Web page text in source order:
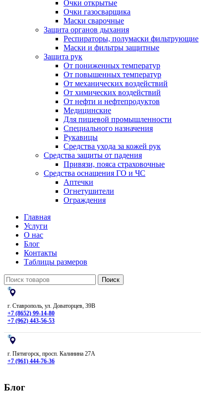
Очки открытые
Очки газосварщика
Маски сварочные
Защита органов дыхания
Респираторы, полумаски фильтрующие
Маски и фильтры защитные
Защита рук
От пониженных температур
От повышенных температур
От механических воздействий
От химических воздействий
От нефти и нефтепродуктов
Медицинские
Для пищевой промышленности
Специального назначения
Рукавицы
Средства ухода за кожей рук
Средства защиты от падения
Привязи, пояса страховочные
Средства оснащения ГО и ЧС
Аптечки
Огнетушители
Ограждения
Главная
Услуги
О нас
Блог
Контакты
Таблицы размеров
Поиск
г. Ставрополь, ул. Доваторцев, 39В
+7 (8652) 99-14-80
+7 (962) 443-56-53
г. Пятигорск, просп. Калинина 27А
+7 (961) 444-76-36
Блог